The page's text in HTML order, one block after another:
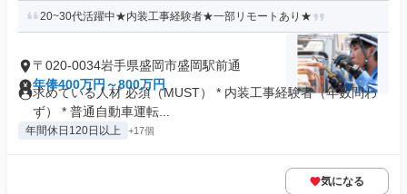
20~30代活躍中★内装工事経験者★一部リモートあり★
〒020-0034岩手県盛岡市盛岡駅前通
年俸400万円～800万円
求めている人材 必須（MUST） * 内装工事経験者（年数問わ
ず） * 普通自動車運転...
年間休日120日以上 +17個
気になる